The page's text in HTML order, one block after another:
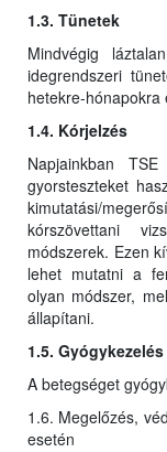
1.3. Tünetek
Mindvégig
idegrendszeri
hetekre-hónapokra
1.4. Kórjelzés
Napjainkban
gyorsteszteket
kimutatási/
kórszövettani
módszerek. Ezen
lehet mutatni a
olyan módszer,
állapítani.
1.5. Gyógykezelés
A betegséget
1.6. Megelőzés,
esetén